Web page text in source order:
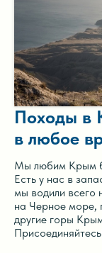
Походы в
в любое
Мы любим Крым
Есть у нас в
мы водили всего
на Черное море,
другие горы